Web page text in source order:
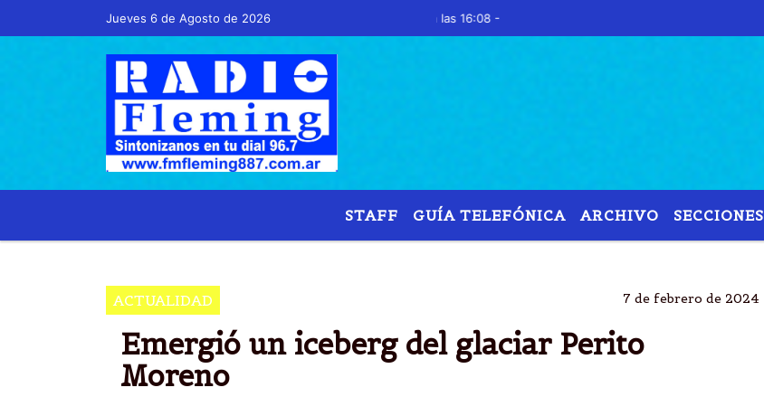
Jueves 6 de Agosto de 2026
Hoy es Jueves 6 de Agosto de 2026 y son las 16:08 -
STAFF GUÍA TELEFÓNICA ARCHIVO SECCIONES
ACTUALIDAD 7 de febrero de 2024
Emergió un iceberg del glaciar Perito
Moreno